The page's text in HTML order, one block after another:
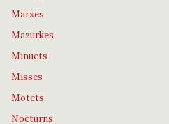
Marxes
Mazurkes
Minuets
Misses
Motets
Nocturns